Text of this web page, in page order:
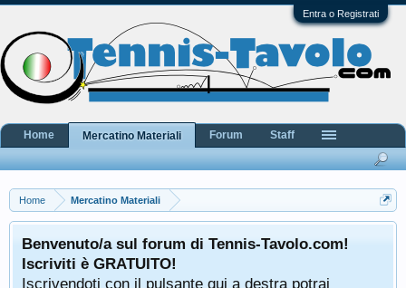
Entra o Registrati
Home Mercatino Materiali
Benvenuto/a sul forum di Tennis-Tavolo.com!
Iscriviti è GRATUITO!
Iscrivendoti con il pulsante qui a destra potrai
Home Mercatino Materiali Forum Staff